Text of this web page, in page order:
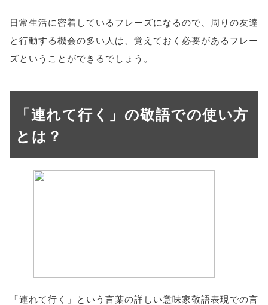
日常生活に密着しているフレーズになるので、周りの友達
と行動する機会の多い人は、覚えておく必要があるフレー
ズということができるでしょう。
「連れて行く」の敬語での使い方
とは？
「連れて行く」という言葉の詳しい意味家敬語表現での言